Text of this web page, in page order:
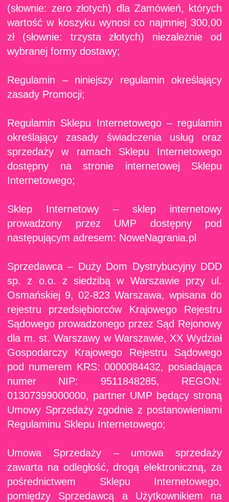
(słownie: zero złotych) dla Zamówień, których
wartość w koszyku wynosi co najmniej 300,00
zł (słownie: trzysta złotych) niezależnie od
wybranej formy dostawy;
Regulamin – niniejszy regulamin określający
zasady Promocji;
Regulamin Sklepu Internetowego – regulamin
określający zasady świadczenia usług oraz
sprzedaży w ramach Sklepu Internetowego
dostępny na stronie internetowej Sklepu
Internetowego;
Sklep Internetowy – sklep internetowy
prowadzony przez UMP dostępny pod
następującym adresem: NoweNagrania.pl
Sprzedawca – Duży Dom Dystrybucyjny DDD
sp. z o.o. z siedzibą w Warszawie przy ul.
Osmańskiej 9, 02-823 Warszawa, wpisana do
rejestru przedsiębiorców Krajowego Rejestru
Sądowego prowadzonego przez Sąd Rejonowy
dla m. st. Warszawy w Warszawie, XX Wydział
Gospodarczy Krajowego Rejestru Sądowego
pod numerem KRS: 0000084432, posiadająca
numer NIP: 9511848285, REGON:
01307399000000, partner UMP będący stroną
Umowy Sprzedaży zgodnie z postanowieniami
Regulaminu Sklepu Internetowego;
Umowa Sprzedaży – umowa sprzedaży
zawarta na odległość, drogą elektroniczną, za
pośrednictwem Sklepu Internetowego,
pomiędzy Sprzedawcą a Użytkownikiem na